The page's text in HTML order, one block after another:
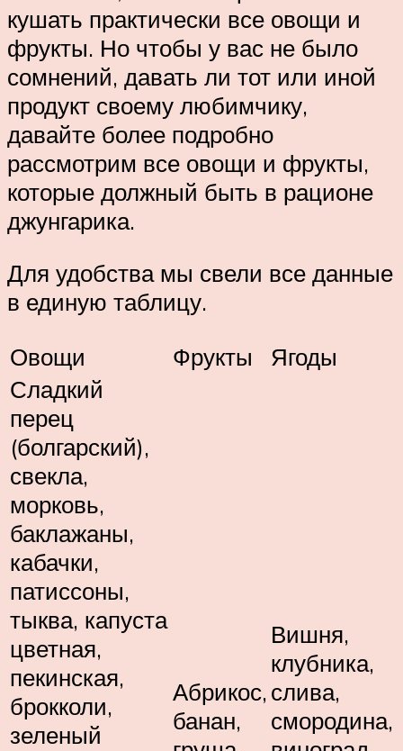
кушать практически все овощи и
фрукты. Но чтобы у вас не было
сомнений, давать ли тот или иной
продукт своему любимчику,
давайте более подробно
рассмотрим все овощи и фрукты,
которые должный быть в рационе
джунгарика.
Для удобства мы свели все данные
в единую таблицу.
Овощи
Фрукты
Ягоды
Сладкий
перец
(болгарский),
свекла,
морковь,
баклажаны,
кабачки,
патиссоны,
тыква, капуста
цветная,
пекинская,
брокколи,
зеленый
Абрикос,
банан,
Вишня,
клубника,
слива,
смородина,